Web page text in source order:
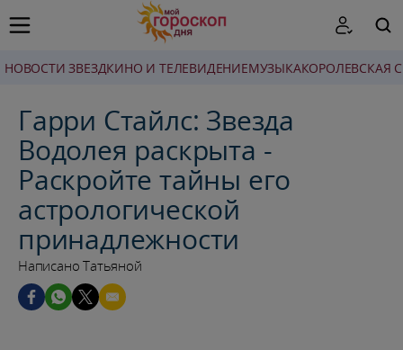
НОВОСТИ ЗВЕЗДКИНО И ТЕЛЕВИДЕНИЕМУЗЫКАКОРОЛЕВСКАЯ
Гарри Стайлс: Звезда
Водолея раскрыта -
Раскройте тайны его
астрологической
принадлежности
Написано Татьяной